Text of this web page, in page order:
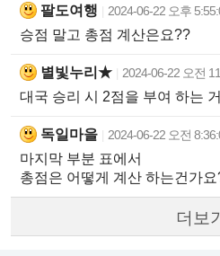
팔도여행 2024-06-22 오후
승점 말고 총점 계산은요??
별빛누리★ 2024-06-22 오전
대국 승리 시 2점을 부여 하는
독일마을 2024-06-22 오전
마지막 부분 표에서
총점은 어떻게 계산 하는건가요
더보기